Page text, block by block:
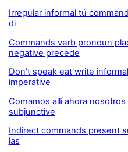
Irregular informal tú
di
Commands verb pronoun
negative precede
Don’t speak eat write
imperative
Comamos allí ahora
subjunctive
Indirect commands present
las